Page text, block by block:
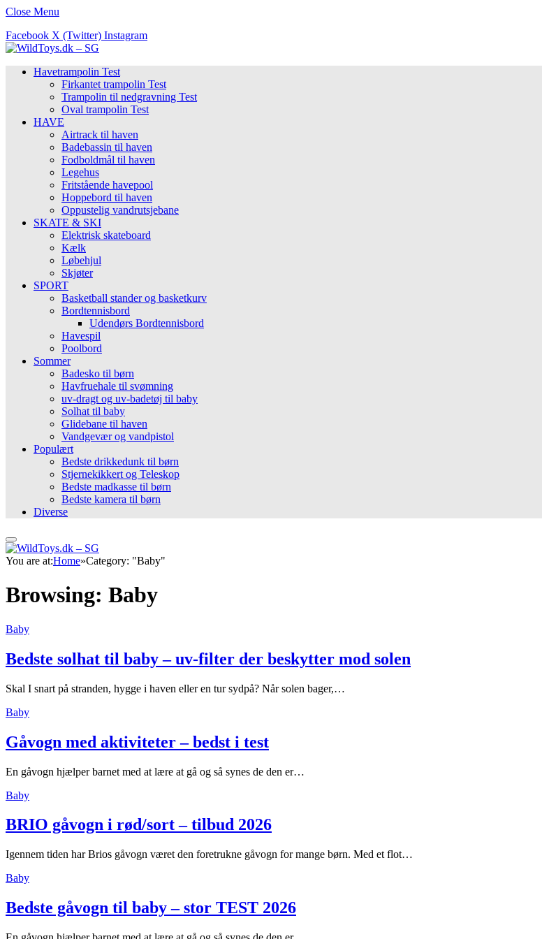
Close Menu
Facebook X (Twitter) Instagram
Havetrampolin Test
Firkantet trampolin Test
Trampolin til nedgravning Test
Oval trampolin Test
HAVE
Airtrack til haven
Badebassin til haven
Fodboldmål til haven
Legehus
Fritstående havepool
Hoppebord til haven
Oppustelig vandrutsjebane
SKATE & SKI
Elektrisk skateboard
Kælk
Løbehjul
Skjøter
SPORT
Basketball stander og basketkurv
Bordtennisbord
Udendørs Bordtennisbord
Havespil
Poolbord
Sommer
Badesko til børn
Havfruehale til svømning
uv-dragt og uv-badetøj til baby
Solhat til baby
Glidebane til haven
Vandgevær og vandpistol
Populært
Bedste drikkedunk til børn
Stjernekikkert og Teleskop
Bedste madkasse til børn
Bedste kamera til børn
Diverse
You are at:Home»Category: "Baby"
Browsing: Baby
Baby
Bedste solhat til baby – uv-filter der beskytter mod solen
Skal I snart på stranden, hygge i haven eller en tur sydpå? Når solen bager,…
Baby
Gåvogn med aktiviteter – bedst i test
En gåvogn hjælper barnet med at lære at gå og så synes de den er…
Baby
BRIO gåvogn i rød/sort – tilbud 2026
Igennem tiden har Brios gåvogn været den foretrukne gåvogn for mange børn. Med et flot…
Baby
Bedste gåvogn til baby – stor TEST 2026